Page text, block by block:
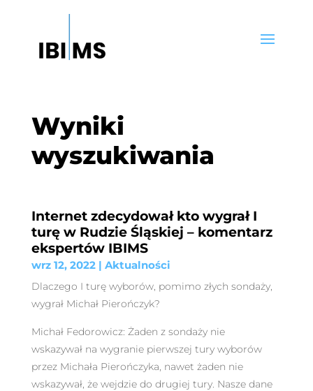
Wyniki
wyszukiwania
Internet zdecydował kto wygrał I
turę w Rudzie Śląskiej – komentarz
ekspertów IBIMS
wrz 12, 2022| Aktualności
Dlaczego I turę wyborów, pomimo złych sondaży,
wygrał Michał Pierończyk?
Michał Fedorowicz: Żaden z sondaży nie
wskazywał na wygranie pierwszej tury wyborów
przez Michała Pierończyka, nawet żaden nie
wskazywał, że wejdzie do drugiej tury. Nasze dane